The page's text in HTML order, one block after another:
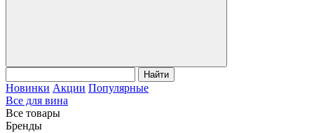
Найти
Новинки Акции Популярные
Все для вина
Все товары
Бренды